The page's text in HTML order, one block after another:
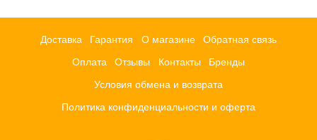
Доставка Гарантия О магазине Обратная связь
Оплата Отзывы Контакты Бренды
Условия обмена и возврата
Политика конфиденциальности и оферта